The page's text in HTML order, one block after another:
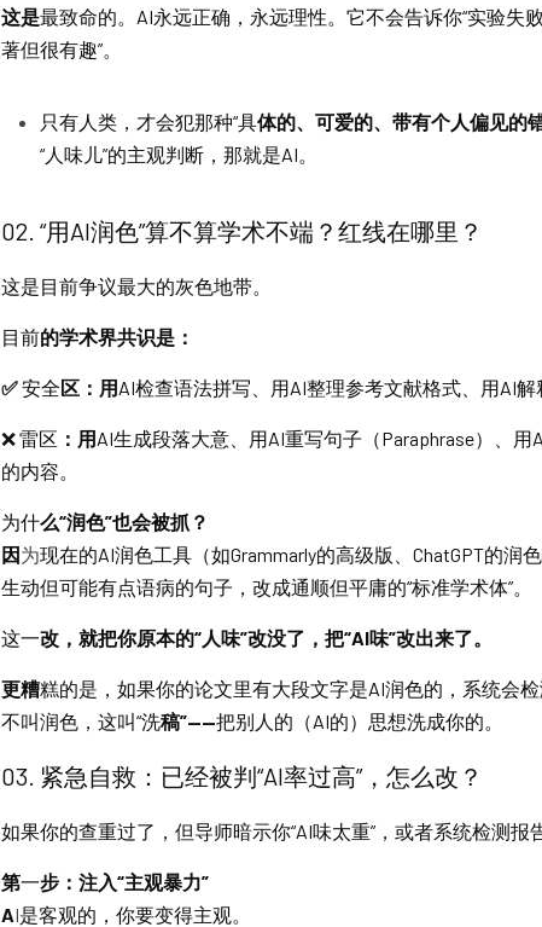
这是最致命的。AI永远正确，永远理性。它不会告诉你“实验失
著但很有趣”。
只有人类，才会犯那种“具体的、可爱的、带有个人偏见的
“人味儿”的主观判断，那就是AI。
02. “用AI润色”算不算学术不端？红线在哪里？
这是目前争议最大的灰色地带。
目前的学术界共识是：
✅ 安全区：用AI检查语法拼写、用AI整理参考文献格式、用AI
❌ 雷区 ：用AI生成段落大意、用AI重写句子（Paraphrase）、
的内容。
为什么“润色”也会被抓？
因为现在的AI润色工具（如Grammarly的高级版、ChatGPT的润
生动但可能有点语病的句子，改成通顺但平庸的“标准学术体”。
这一改，就把你原本的“人味”改没了，把“AI味”改出来了。
更糟糕的是，如果你的论文里有大段文字是AI润色的，系统会检
不叫润色，这叫“洗稿”——把别人的（AI的）思想洗成你的。
03. 紧急自救：已经被判“AI率过高”，怎么改？
如果你的查重过了，但导师暗示你“AI味太重”，或者系统检测报
第一步：注入“主观暴力”
AI是客观的，你要变得主观。